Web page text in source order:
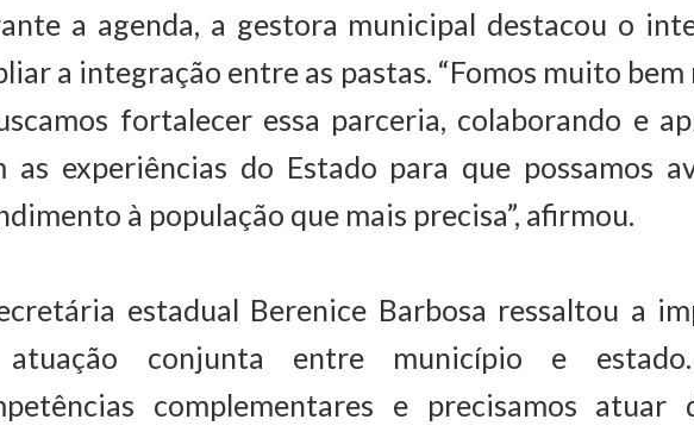
a agenda, a gestora municipal destacou o
a integração entre as pastas. “Fomos muito bem
fortalecer essa parceria, colaborando e
as experiências do Estado para que possamos
à população que mais precisa”, afirmou.
estadual Berenice Barbosa ressaltou a
conjunta entre município e estado.
complementares e precisamos atuar